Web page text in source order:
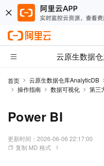
云原生数据
首页 云原生数据仓库AnalyticDB
操作指南
数据可视化 第三
Power BI
更新时间： 2026-06-06 22:17:00
复制 MD 格式